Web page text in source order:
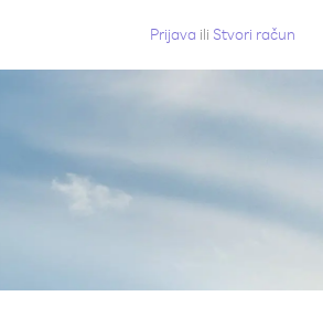
Prijava ili Stvori račun